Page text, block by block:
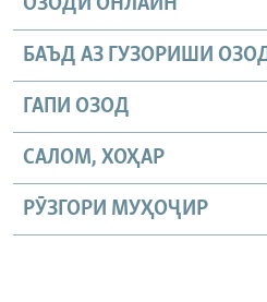
ОЗОДӢ ОНЛАЙН
БАЪД АЗ ГУЗОРИШИ
ГАПИ ОЗОД
САЛОМ, ХОҲАР
РӮЗГОРИ МУҲОҶИР